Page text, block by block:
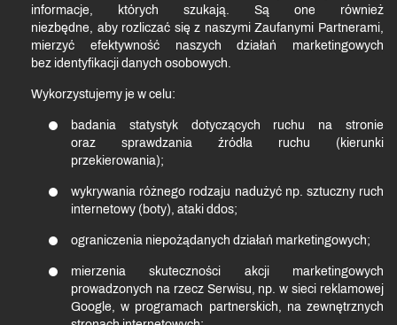
informacje, których szukają. Są one również
niezbędne, aby rozliczać się z naszymi Zaufanymi Partnerami,
mierzyć efektywność naszych działań marketingowych
bez identyfikacji danych osobowych.
Wykorzystujemy je w celu:
badania statystyk dotyczących ruchu na stronie
oraz sprawdzania źródła ruchu (kierunki
przekierowania);
wykrywania różnego rodzaju nadużyć np. sztuczny ruch
internetowy (boty), ataki ddos;
ograniczenia niepożądanych działań marketingowych;
mierzenia skuteczności akcji marketingowych
prowadzonych na rzecz Serwisu, np. w sieci reklamowej
Google, w programach partnerskich, na zewnętrznych